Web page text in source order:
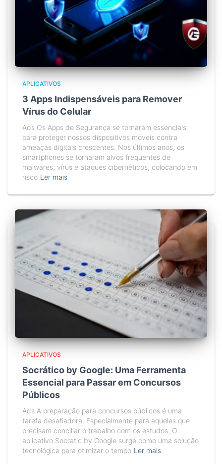
APLICATIVOS
3 Apps Indispensáveis para Remover
Vírus do Celular
Ads Os Apps de Segurança se tornaram essenciais
para proteger nossos dispositivos móveis contra
ameaças digitais crescentes. Nos últimos anos, os
smartphones se tornaram alvos frequentes de
malwares, vírus e ataques cibernéticos, colocando em
risco Ler mais
APLICATIVOS
Socrático by Google: Uma Ferramenta
Essencial para Passar em Concursos
Públicos
Ads A preparação para concursos públicos é uma
tarefa desafiadora. Especialmente para aqueles que
precisam conciliar o trabalho com os estudos. O
aplicativo Socratic by Google surge como uma solução
tecnológica para otimizar o tempo Ler mais